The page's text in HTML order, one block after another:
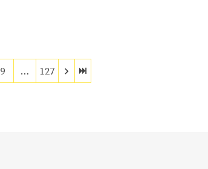
9 … 127